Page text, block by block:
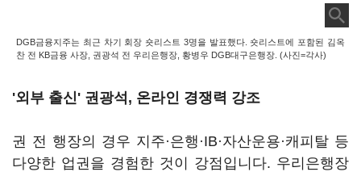
DGB금융지주는 최근 차기 회장 숏리스트 3명을 발표했다. 숏리스트에 포함된 김옥
찬 전 KB금융 사장, 권광석 전 우리은행장, 황병우 DGB대구은행장. (사진=각사)
'외부 출신' 권광석, 온라인 경쟁력 강조
권 전 행장의 경우 지주·은행·IB·자산운용·캐피탈 등
다양한 업권을 경험한 것이 강점입니다. 우리은행장